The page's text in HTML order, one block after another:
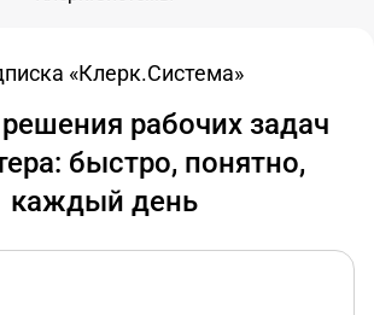
«Клерк.Система»
рабочих задач
быстро, понятно,
каждый день